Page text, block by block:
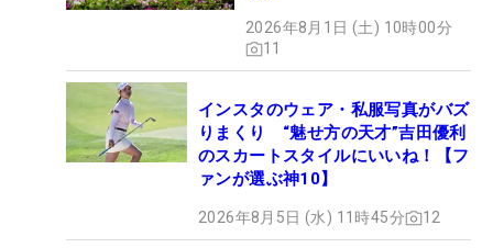
2026年8月1日 (土) 10時00分
11
インスタのウェア・私服写真がバズ
りまくり “魅せ方の天才”吉田優利
のスカートスタイルにいいね！【フ
ァンが選ぶ神10】
2026年8月5日 (水) 11時45分 12